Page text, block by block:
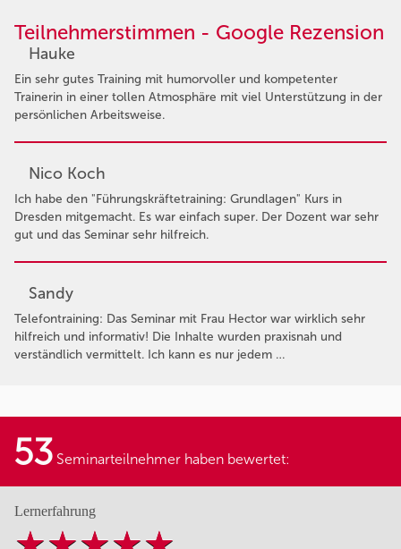
Teilnehmerstimmen - Google Rezension
Hauke
Ein sehr gutes Training mit humorvoller und kompetenter
Trainerin in einer tollen Atmosphäre mit viel Unterstützung in der
persönlichen Arbeitsweise.
Nico Koch
Ich habe den "Führungskräftetraining: Grundlagen" Kurs in
Dresden mitgemacht. Es war einfach super. Der Dozent war sehr
gut und das Seminar sehr hilfreich.
Sandy
Telefontraining: Das Seminar mit Frau Hector war wirklich sehr
hilfreich und informativ! Die Inhalte wurden praxisnah und
verständlich vermittelt. Ich kann es nur jedem …
53 Seminarteilnehmer haben bewertet:
Lernerfahrung